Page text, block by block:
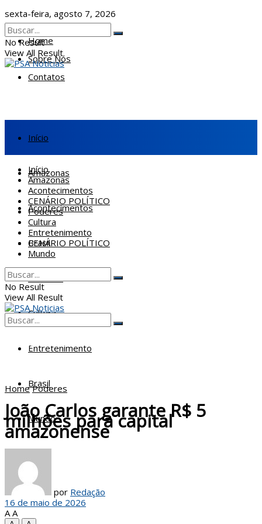
sexta-feira, agosto 7, 2026
Home
Sobre Nós
Contatos
No Result
View All Result
Início
Amazonas
Acontecimentos
CENÁRIO POLÍTICO
Poderes
Cultura
Entretenimento
Brasil
Mundo
Início
Amazonas
Acontecimentos
CENÁRIO POLÍTICO
Poderes
Cultura
Entretenimento
Brasil
Mundo
No Result
View All Result
View All Result
Home Poderes
João Carlos garante R$ 5
milhões para capital
amazonense
por Redação
16 de maio de 2026
A A